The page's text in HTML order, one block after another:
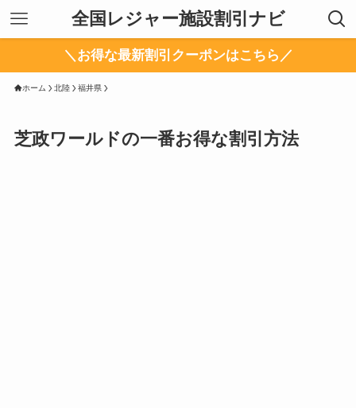
全国レジャー施設割引ナビ
＼お得な最新割引クーポンはこちら／
ホーム 北陸 福井県
芝政ワールドの一番お得な割引方法